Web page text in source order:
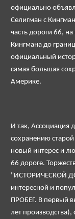
официально
Селигман с
часть дороги 66, на
Кингмана до
официальный
самая большая
Америке.
И так, Ассоциация
сохранению
новый интерес и
66 дороге.
"ИСТОРИЧЕСКОЙ
интересной и
ПРОБЕГ. В первый
лет